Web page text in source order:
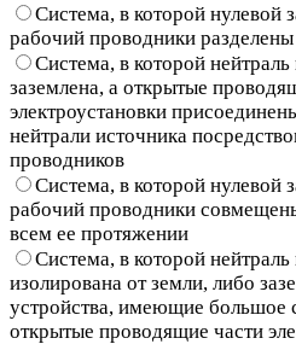
Система, в которой нулевой
рабочий проводники
Система, в которой
заземлена, а открытые
электроустановки
нейтрали источника
проводников
Система, в которой нулевой
рабочий проводники
всем ее протяжении
Система, в которой
изолирована от земли, либо
устройства, имеющие большое
открытые проводящие части